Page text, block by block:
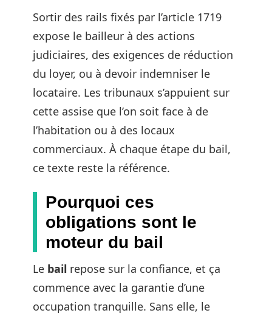
Sortir des rails fixés par l’article 1719
expose le bailleur à des actions
judiciaires, des exigences de réduction
du loyer, ou à devoir indemniser le
locataire. Les tribunaux s’appuient sur
cette assise que l’on soit face à de
l’habitation ou à des locaux
commerciaux. À chaque étape du bail,
ce texte reste la référence.
Pourquoi ces
obligations sont le
moteur du bail
Le bail repose sur la confiance, et ça
commence avec la garantie d’une
occupation tranquille. Sans elle, le